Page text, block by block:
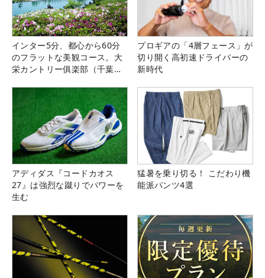
インター5分、都心から60分
のフラットな美観コース。大
栄カントリー俱楽部（千葉
プロギアの「4層フェース」が
切り開く高初速ドライバーの
新時代
アディダス『コードカオス
27』は強烈な蹴りでパワーを
生む
猛暑を乗り切る！ こだわり機
能派パンツ4選